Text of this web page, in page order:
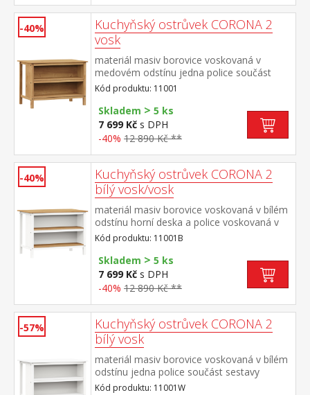
-40%
Kuchyňský ostrůvek CORONA 2
vosk
materiál masiv borovice voskovaná v
medovém odstínu jedna police součást
sestavy Corona 2
Kód produktu: 11001
Skladem > 5 ks
7 699 Kč s DPH
-40% 12 890 Kč **
-40%
Kuchyňský ostrůvek CORONA 2
bílý vosk/vosk
materiál masiv borovice voskovaná v bílém
odstínu horní deska a police voskovaná v
medovém odstínu jedna police součást
sestavy Corona 2
Kód produktu: 11001B
Skladem > 5 ks
7 699 Kč s DPH
-40% 12 890 Kč **
-57%
Kuchyňský ostrůvek CORONA 2
bílý vosk
materiál masiv borovice voskovaná v bílém
odstínu jedna police součást sestavy
Corona 2
Kód produktu: 11001W